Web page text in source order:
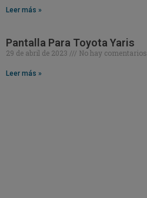
Leer más »
Pantalla Para Toyota Yaris
29 de abril de 2023 No hay comentarios
Leer más »